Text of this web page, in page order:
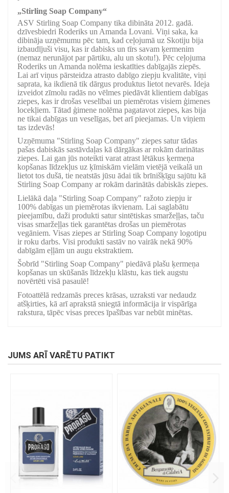
„Stirling Soap Company“
ASV Stirling Soap Company tika dibināta 2012. gadā.
dzīvesbiedri Roderiks un Amanda Lovani. Viņi saka, ka
dibināja uzņēmumu pēc tam, kad ceļojumā uz Skotiju bija
izbaudījuši visu, kas ir dabisks un tīrs savam ķermenim
(nemaz nerunājot par pārtiku, alu un skotu!). Pēc ceļojuma
Roderiks un Amanda nolēma ieskatīties dabīgajās ziepēs.
Lai arī viņus pārsteidza atrasto dabīgo ziepju kvalitāte, viņi
saprata, ka ikdienā tik dārgus produktus lietot nevarēs. Ideja
izveidot zīmolu radās no vēlmes piedāvāt klientiem dabīgas
ziepes, kas ir drošas veselībai un piemērotas visiem ģimenes
locekļiem. Tātad ģimene nolēma pagatavot ziepes, kas bija
ne tikai dabīgas un veselīgas, bet arī pieejamas. Un viņiem
tas izdevās!
Uzņēmuma "Stirling Soap Company" ziepes satur tādas
pašas dabiskās sastāvdaļas kā dārgākas ar rokām darinātas
ziepes. Lai gan jūs noteikti varat atrast lētākus ķermeņa
kopšanas līdzekļus uz ķīmiskām vielām vietējā veikalā un
lietot tos dušā, tie neatstās jūsu ādai tik brīnišķīgu sajūtu kā
Stirling Soap Company ar rokām darinātās dabiskās ziepes.
Lielākā daļa "Stirling Soap Company" ražoto ziepju ir
100% dabīgas un piemērotas ikvienam. Lai saglabātu
pieejamību, daži produkti satur sintētiskas smaržeļļas, taču
visas smaržeļļas tiek garantētas drošas un piemērotas
vegāniem. Visas ziepes ar Stirling Soap Company logotipu
ir roku darbs. Visi produkti sastāv no vairāk nekā 90%
dabīgām eļļām un augu ekstraktiem.
Šobrīd "Stirling Soap Company" piedāvā plašu ķermeņa
kopšanas un skūšanās līdzekļu klāstu, kas tiek augstu
novērtēti visā pasaulē!
Fotoattēlā redzamās preces krāsas, uzraksti var nedaudz
atšķirties, kā arī aprakstā sniegtā informācija ir vispārīga
rakstura, tāpēc visas preces īpašības var nebūt minētas.
JUMS ARĪ VARĒTU PATIKT